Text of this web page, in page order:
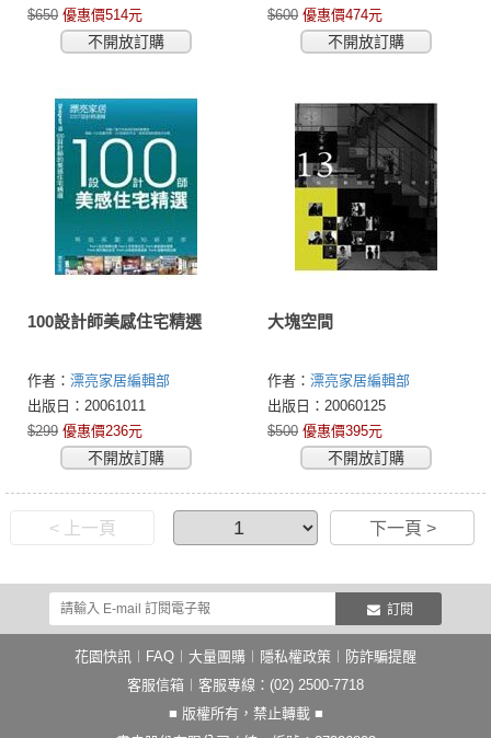
$650 優惠價514元
不開放訂購
$600 優惠價474元
不開放訂購
100設計師美感住宅精選
作者： 漂亮家居編輯部
出版日：20061011
$299 優惠價236元
不開放訂購
大塊空間
作者： 漂亮家居編輯部
出版日：20060125
$500 優惠價395元
不開放訂購
< 上一頁 下一頁 >
訂閱
花園快訊 FAQ 大量團購 隱私權政策
防詐騙提醒
客服信箱 ︱客服專線：(02) 2500-7718
■ 版權所有，禁止轉載 ■